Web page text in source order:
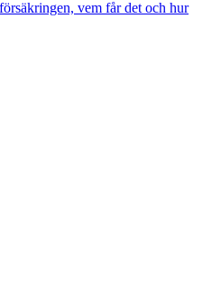
vem får det och hur